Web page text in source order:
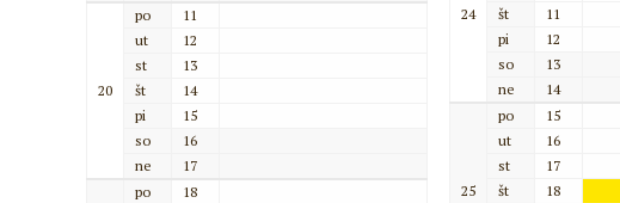
20
po
11
ut
12
st
13
št
14
pi
15
so
16
ne
17
po
18
24
št
11
pi
12
so
13
ne
14
25
po
15
ut
16
st
17
št
18